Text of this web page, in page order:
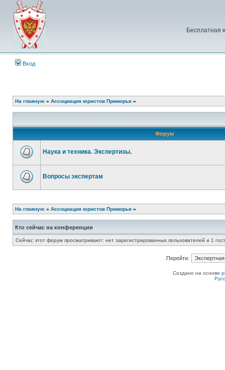
Бесплатная
Вход
На главную » Ассоциация юристов Приморья »
Форум
непрочитанных
Наука и техника. Экспертизы.
непрочитанных
Вопросы экспертам
На главную » Ассоциация юристов Приморья »
Кто сейчас на конференции
Сейчас этот форум просматривают: нет зарегистрированных пользователей и 1
Перейти:
Создано на основе